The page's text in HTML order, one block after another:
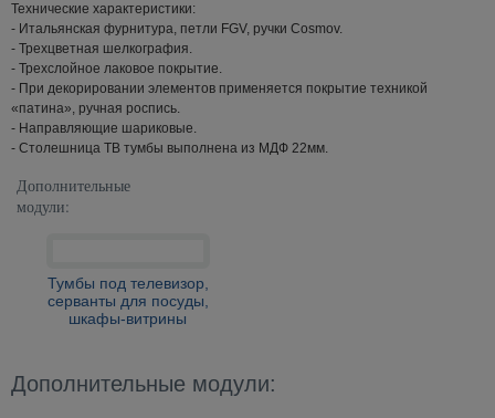
Технические характеристики:
- Итальянская фурнитура, петли FGV, ручки Cosmov.
- Трехцветная шелкография.
- Трехслойное лаковое покрытие.
- При декорировании элементов применяется покрытие техникой
«патина», ручная роспись.
- Направляющие шариковые.
- Столешница ТВ тумбы выполнена из МДФ 22мм.
Дополнительные
модули:
Тумбы под телевизор,
серванты для посуды,
шкафы-витрины
Дополнительные модули: